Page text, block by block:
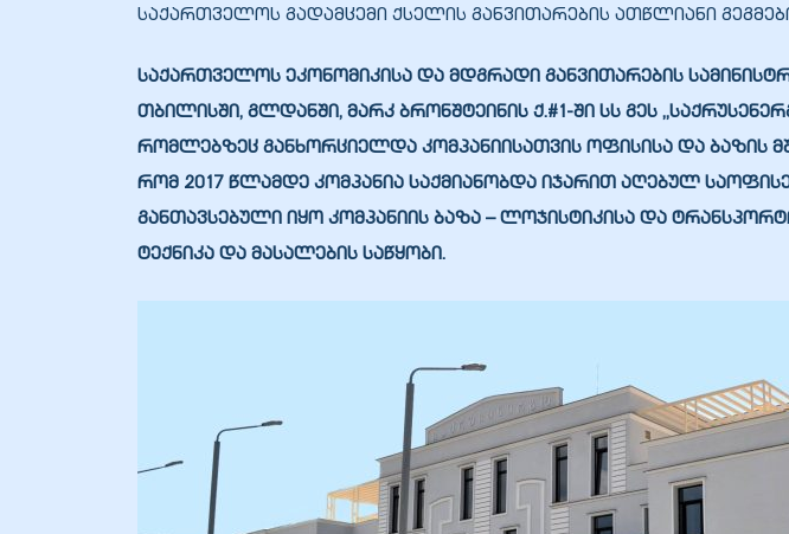
საქართველოს გადამცემი ქსელის განვითარების ათწლიანი
საქართველოს ეკონომიკისა და მდგრადი განვითარების
თბილისში, გლდანში, მარკ ბრონშტეინის ქ.#1-ში სს გეს
რომლებზეც განხორციელდა კომპანიისათვის ოფისისა და ბაზის
რომ 2017 წლამდე კომპანია საქმიანობდა იჯარით აღებულ
განთავსებული იყო კომპანიის ბაზა – ლოჯისტიკისა და
ტექნიკა და მასალების საწყობი.